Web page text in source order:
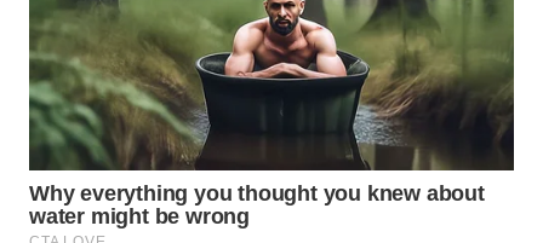
CO ID
WAHANANEWS
NET
WAHANA
SPORT